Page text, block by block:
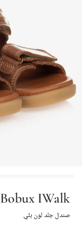
Bobux IWalk
صندل جلد لون بنّي